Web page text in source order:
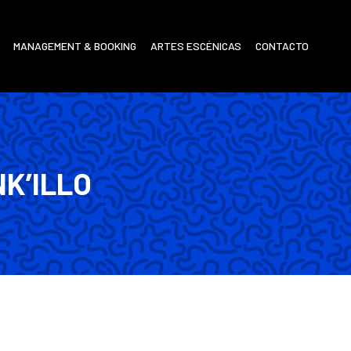
MANAGEMENT & BOOKING ARTES ESCÉNICAS CONTACTO